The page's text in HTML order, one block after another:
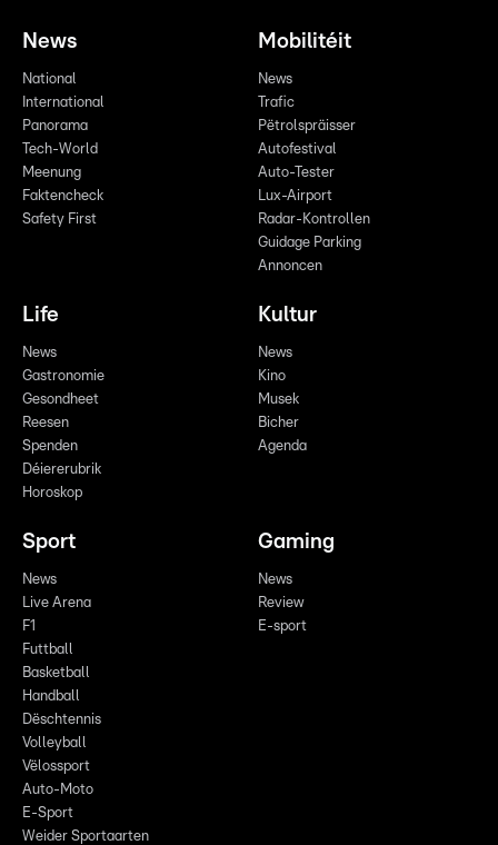
News
National
International
Panorama
Tech-World
Meenung
Faktencheck
Safety First
Mobilitéit
News
Trafic
Pëtrolspräisser
Autofestival
Auto-Tester
Lux-Airport
Radar-Kontrollen
Guidage Parking
Annoncen
Life
News
Gastronomie
Gesondheet
Reesen
Spenden
Déiererubrik
Horoskop
Kultur
News
Kino
Musek
Bicher
Agenda
Sport
News
Live Arena
F1
Futtball
Basketball
Handball
Dëschtennis
Volleyball
Vëlossport
Auto-Moto
E-Sport
Weider Sportaarten
Gaming
News
Review
E-sport